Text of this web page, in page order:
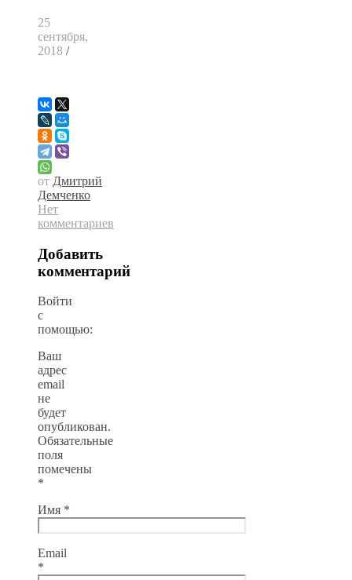
25
сентября,
2018 /
от Дмитрий
Демченко
Нет
комментариев
Добавить
комментарий
Войти
с
помощью:
Ваш
адрес
email
не
будет
опубликован.
Обязательные
поля
помечены
*
Имя *
Email
*